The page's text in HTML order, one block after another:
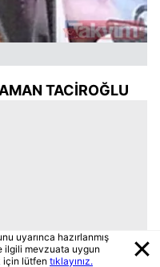
TACİROĞLU
uyarınca hazırlanmış
ilgili mevzuata uygun
için lütfen tıklayınız.